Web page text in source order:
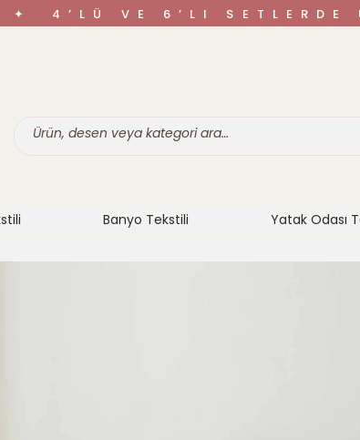
✦ 4’LÜ VE 6’LI
Banyo Tekstili Yatak Odası